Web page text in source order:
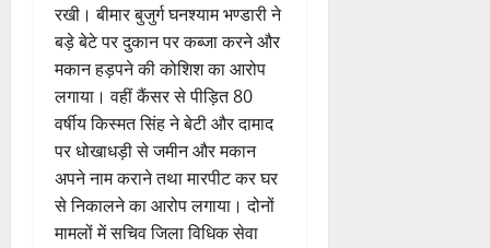
रखी। बीमार बुजुर्ग घनश्याम भण्डारी ने
बड़े बेटे पर दुकान पर कब्जा करने और
मकान हड़पने की कोशिश का आरोप
लगाया। वहीं कैंसर से पीड़ित 80
वर्षीय किस्मत सिंह ने बेटी और दामाद
पर धोखाधड़ी से जमीन और मकान
अपने नाम कराने तथा मारपीट कर घर
से निकालने का आरोप लगाया। दोनों
मामलों में सचिव जिला विधिक सेवा